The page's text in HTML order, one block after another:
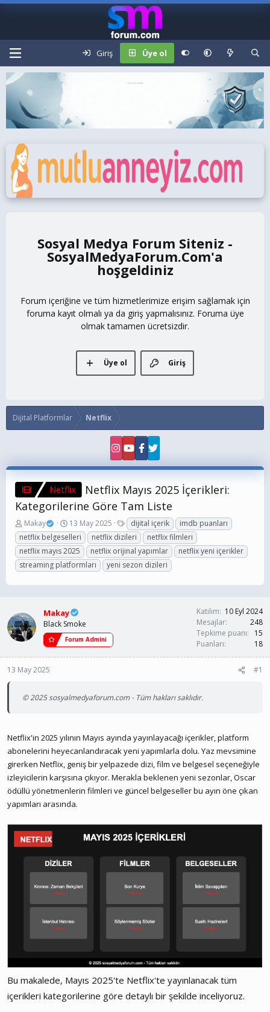
Giriş Üye ol
Sosyal Medya Forum Siteniz -
SosyalMedyaForum.Com
Forum içeriğine ve tüm hizmetlerimize erişim sağlamak için
foruma kayıt olmalı ya da giriş yapmalısınız. Foruma üye
olmak tamamen ücretsizdir.
Giriş
Üye ol
Dijital Platformlar Netflix
Netflix
Netflix Mayıs 2025 İçerikleri:
Kategorilerine Göre Tam Liste
K
o
n
b
u
u
ş
l
a
n
Makay
B
a
ş
l
a
g
ç
a
r
13 May 2025
E
t
i
k
e
l
dijital içerik
imdb puanları
netflix belgeselleri
netflix dizileri
netflix filmleri
netflix mayıs 2025
netflix orijinal yapımlar
netflix yeni içerikler
streaming platformları
yeni sezon dizileri
Makay
Black Smoke
Forum Admini
Katılım
10 Eyl 2024
Mesajlar
248
Tepkime puanı
15
Puanları
18
13 May 2025 #1
© 2025 sosyalmedyaforum.com - Tüm hakları saklıdır.
Netflix'in 2025 yılının Mayıs ayında yayınlayacağı içerikler, platform
abonelerini heyecanlandıracak yeni yapımlarla dolu. Yaz mevsimine
girerken Netflix, geniş bir yelpazede dizi, film ve belgesel seçeneğiyle
izleyicilerin karşısına çıkıyor. Merakla beklenen yeni sezonlar, Oscar
ödüllü yönetmenlerin filmleri ve güncel belgeseller bu ayın öne çıkan
yapımları arasında.
Bu makalede, Mayıs 2025'te Netflix'te yayınlanacak tüm
içerikleri kategorilerine göre detaylı bir şekilde inceliyoruz.